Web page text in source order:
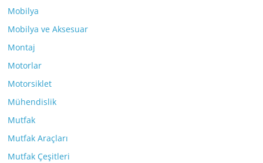
Mobilya
Mobilya ve Aksesuar
Montaj
Motorlar
Motorsiklet
Mühendislik
Mutfak
Mutfak Araçları
Mutfak Çeşitleri